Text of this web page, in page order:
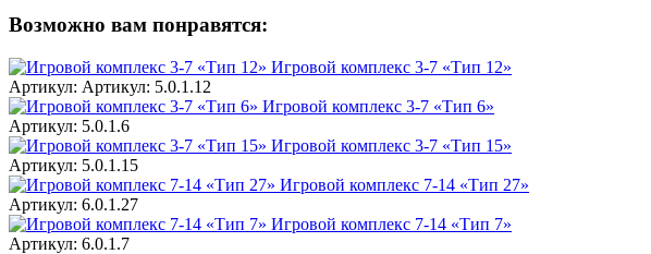
Возможно вам понравятся:
Игровой комплекс 3-7 «Тип 12»
Артикул: Артикул: 5.0.1.12
Игровой комплекс 3-7 «Тип 6»
Артикул: 5.0.1.6
Игровой комплекс 3-7 «Тип 15»
Артикул: 5.0.1.15
Игровой комплекс 7-14 «Тип 27»
Артикул: 6.0.1.27
Игровой комплекс 7-14 «Тип 7»
Артикул: 6.0.1.7